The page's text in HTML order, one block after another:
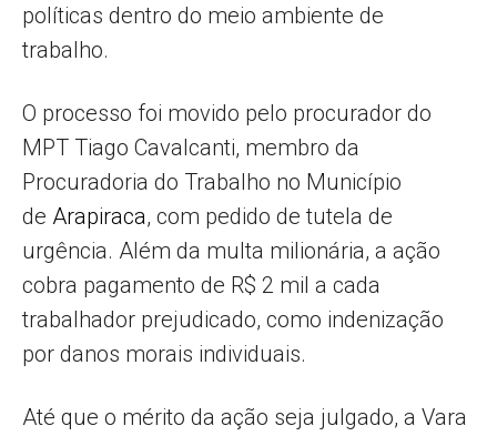
políticas dentro do meio ambiente de
trabalho.
O processo foi movido pelo procurador do
MPT Tiago Cavalcanti, membro da
Procuradoria do Trabalho no Município
de Arapiraca, com pedido de tutela de
urgência. Além da multa milionária, a ação
cobra pagamento de R$ 2 mil a cada
trabalhador prejudicado, como indenização
por danos morais individuais.
Até que o mérito da ação seja julgado, a Vara